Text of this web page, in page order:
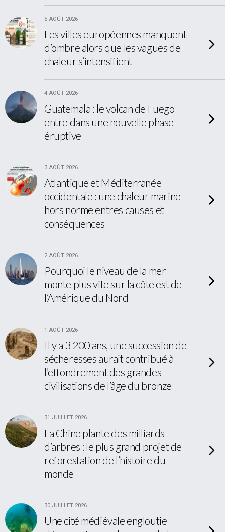
5 AOÛT 2026
Les villes européennes manquent
d’ombre alors que les vagues de
chaleur s’intensifient
4 AOÛT 2026
Guatemala : le volcan de Fuego
entre dans une nouvelle phase
éruptive
3 AOÛT 2026
Atlantique et Méditerranée
occidentale : une chaleur marine
hors norme entres causes et
conséquences
2 AOÛT 2026
Pourquoi le niveau de la mer
monte plus vite sur la côte est de
l’Amérique du Nord
1 AOÛT 2026
Il y a 3 200 ans, une succession de
sécheresses aurait contribué à
l’effondrement des grandes
civilisations de l’âge du bronze
31 JUILLET 2026
La Chine plante des milliards
d’arbres : le plus grand projet de
reforestation de l’histoire du
monde
30 JUILLET 2026
Une cité médiévale engloutie